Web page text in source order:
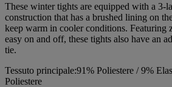
These winter tights are equipped with a 3-
construction that has a brushed lining on
keep warm in cooler conditions. Featuring
easy on and off, these tights also have an
tie.
Tessuto principale:91% Poliestere / 9%
Poliestere